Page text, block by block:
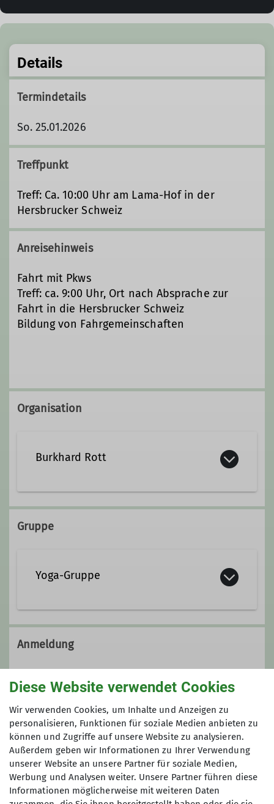
Details
Termindetails
So. 25.01.2026
Treffpunkt
Treff: Ca. 10:00 Uhr am Lama-Hof in der
Hersbrucker Schweiz
Anreisehinweis
Fahrt mit Pkws
Treff: ca. 9:00 Uhr, Ort nach Absprache zur
Fahrt in die Hersbrucker Schweiz
Bildung von Fahrgemeinschaften
Organisation
Burkhard Rott
burkhard.rott.dav@masterspot.de
Gruppe
Yoga-Gruppe
Die Kraft der Natur spüren, frische
Bergluft atmen und die Stille unserer
Wälder erfahren – Wandern ist ein
wohltuendes Fest für alle Sinne und
fördert die Gesundheit von Körper,
Yogapraxis: durch den Fokus auf
Atmung und Empfindungen des
Körpers, sowie den Wechsel von
Anspannung und Entspannung
werden physische und psychische
Kräfte mobilisiert, Stress abgebaut
Anmeldung
(burkhard.rott.dav@masterspot.de)
Preis
Kosten: 20 € pro Person werden als Anzahlung
vorab fällig
Diese Website verwendet Cookies
Wir verwenden Cookies, um Inhalte und Anzeigen zu
personalisieren, Funktionen für soziale Medien anbieten zu
können und Zugriffe auf unsere Website zu analysieren.
Außerdem geben wir Informationen zu Ihrer Verwendung
unserer Website an unsere Partner für soziale Medien,
Werbung und Analysen weiter. Unsere Partner führen diese
Informationen möglicherweise mit weiteren Daten